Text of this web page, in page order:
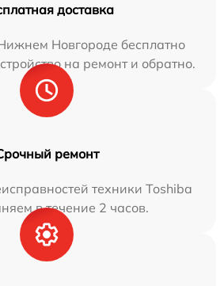
доставка
Новгороде бесплатно
на ремонт и обратно.
ремонт
техники Toshiba
в течение 2 часов.